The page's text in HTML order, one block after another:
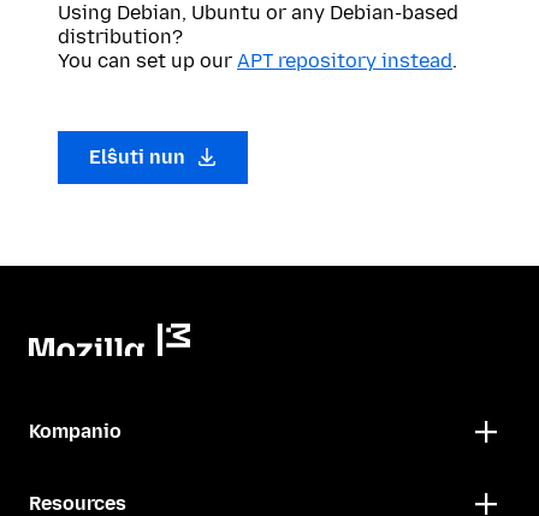
Using Debian, Ubuntu or any Debian-based
distribution?
You can set up our APT repository instead.
Elŝuti nun
Kompanio
Resources